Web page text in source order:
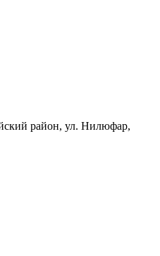
район, ул. Нилюфар,